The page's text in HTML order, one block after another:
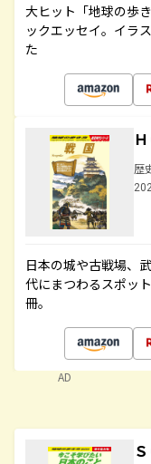
大ヒット「地球の歩
ックエッセイ。イラ
た
歴
日本の城や古戦場、
代にまつわるスポッ
冊。
AD